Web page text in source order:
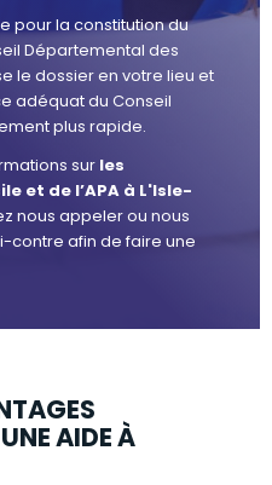
pour la constitution du
Départemental des
le dossier en votre lieu et
adéquat du Conseil
plus rapide.
sur les
et de l’APA à L'Isle-
nous appeler ou nous
contre afin de faire une
AIDE À